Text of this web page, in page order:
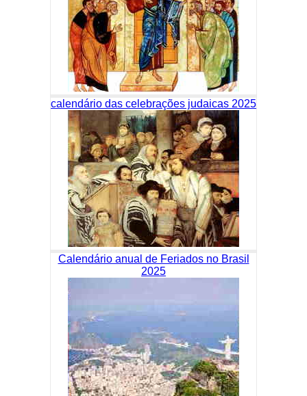
calendário das celebrações judaicas 2025
Calendário anual de Feriados no Brasil
2025